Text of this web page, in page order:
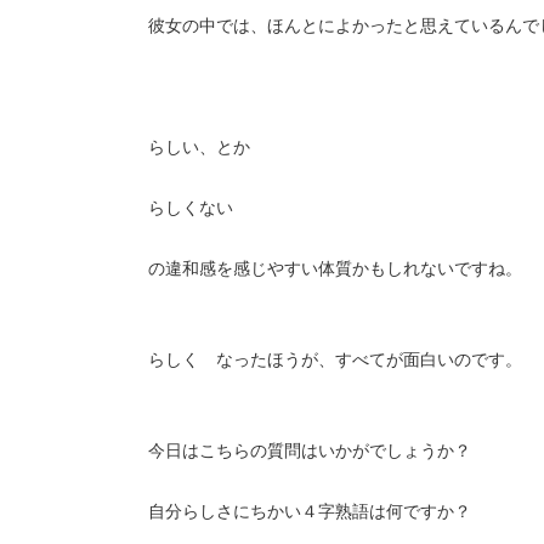
彼女の中では、ほんとによかったと思えているんで
らしい、とか
らしくない
の違和感を感じやすい体質かもしれないですね。
らしく なったほうが、すべてが面白いのです。
今日はこちらの質問はいかがでしょうか？
自分らしさにちかい４字熟語は何ですか？